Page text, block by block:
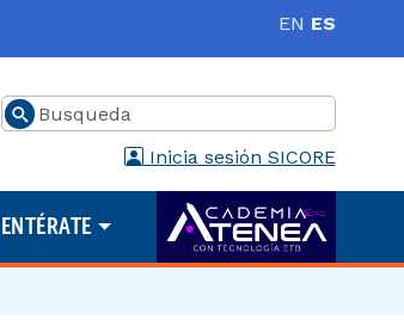
EN ES
Buscar
Inicia sesión SICORE
ENTÉRATE